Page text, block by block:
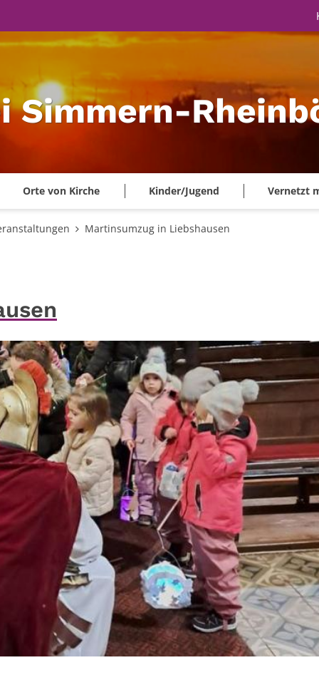
Simmern-
Orte von Kirche Kinder/Jugend Vernetzt
Martinsumzug in Liebshausen